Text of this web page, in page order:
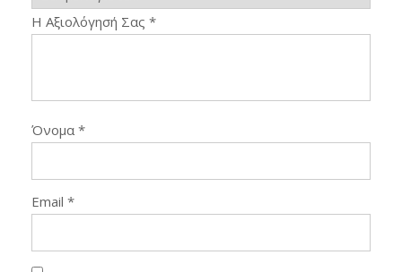
Η Αξιολόγησή Σας *
Όνομα *
Email *